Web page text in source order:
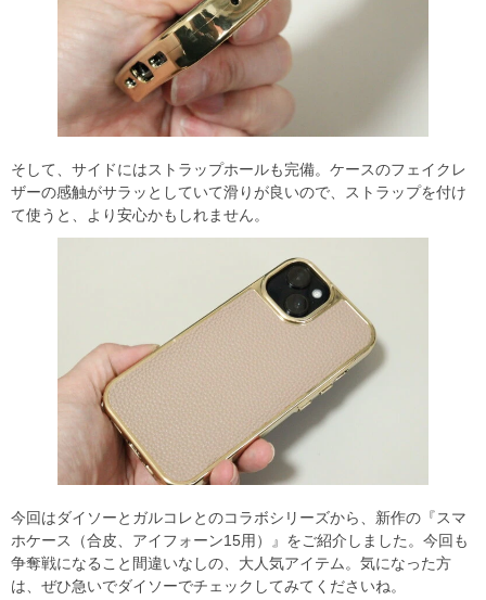
そして、サイドにはストラップホールも完備。ケースのフェイクレ
ザーの感触がサラッとしていて滑りが良いので、ストラップを付け
て使うと、より安心かもしれません。
今回はダイソーとガルコレとのコラボシリーズから、新作の『スマ
ホケース（合皮、アイフォーン15用）』をご紹介しました。今回も
争奪戦になること間違いなしの、大人気アイテム。気になった方
は、ぜひ急いでダイソーでチェックしてみてくださいね。